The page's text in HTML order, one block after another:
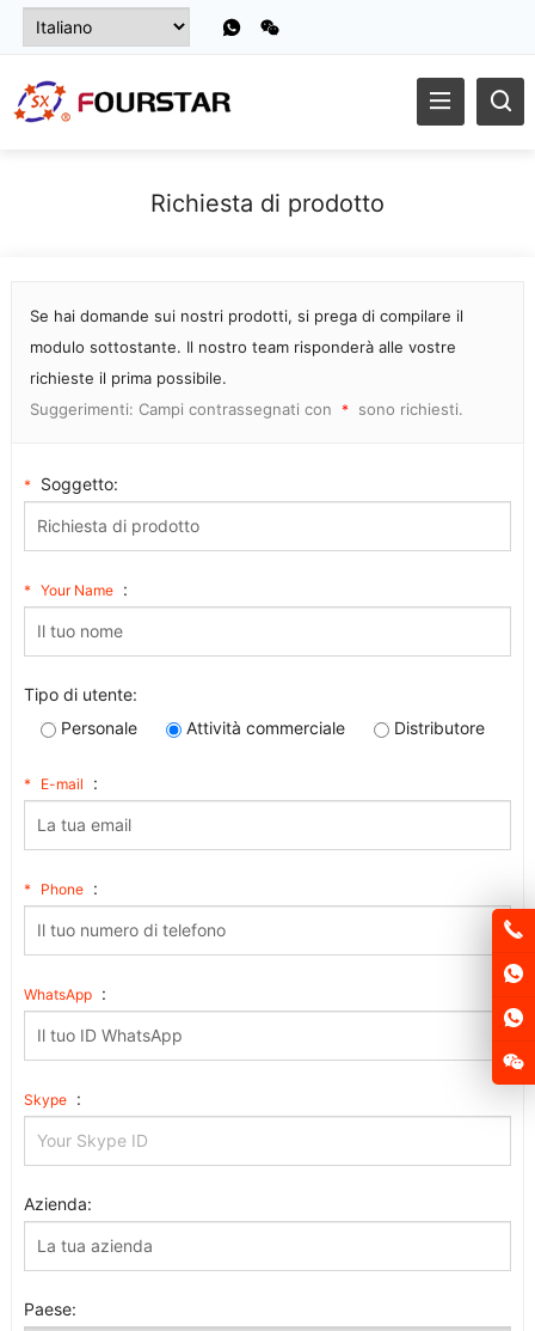
Richiesta di prodotto
Se hai domande sui nostri prodotti, si prega di compilare il
modulo sottostante. Il nostro team risponderà alle vostre
richieste il prima possibile.
Suggerimenti: Campi contrassegnati con * sono richiesti.
* Soggetto:
* Your Name :
Tipo di utente:
Personale
Attività commerciale Distributore
* E-mail :
* Phone :
WhatsApp :
Skype :
Azienda:
Paese: